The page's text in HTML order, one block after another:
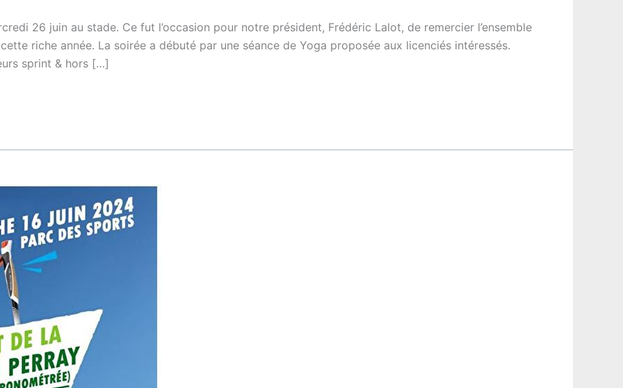
26 juin au stade. Ce fut l’occasion pour notre président, Frédéric Lalot, de remercier l’ensemble
riche année. La soirée a débuté par une séance de Yoga proposée aux licenciés intéressés.
sprint & hors […]